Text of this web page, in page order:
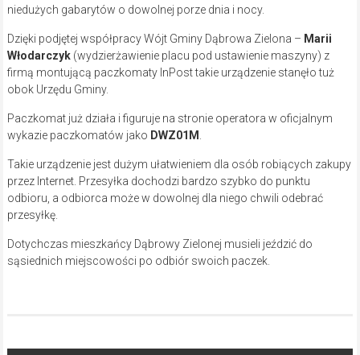
niedużych gabarytów o dowolnej porze dnia i nocy.
Dzięki podjętej współpracy Wójt Gminy Dąbrowa Zielona – Marii
Włodarczyk(wydzierżawienie placu pod ustawienie maszyny) z
firmą montującą paczkomaty InPost takie urządzenie stanęło tuż
obok Urzędu Gminy.
Paczkomat już działa i figuruje na stronie operatora w oficjalnym
wykazie paczkomatów jako DWZ01M
Takie urządzenie jest dużym ułatwieniem dla osób robiących zakupy
przez Internet. Przesyłka dochodzi bardzo szybko do punktu
odbioru, a odbiorca może w dowolnej dla niego chwili odebrać
przesyłkę.
Dotychczas mieszkańcy Dąbrowy Zielonej musieli jeździć do
sąsiednich miejscowości po odbiór swoich paczek.